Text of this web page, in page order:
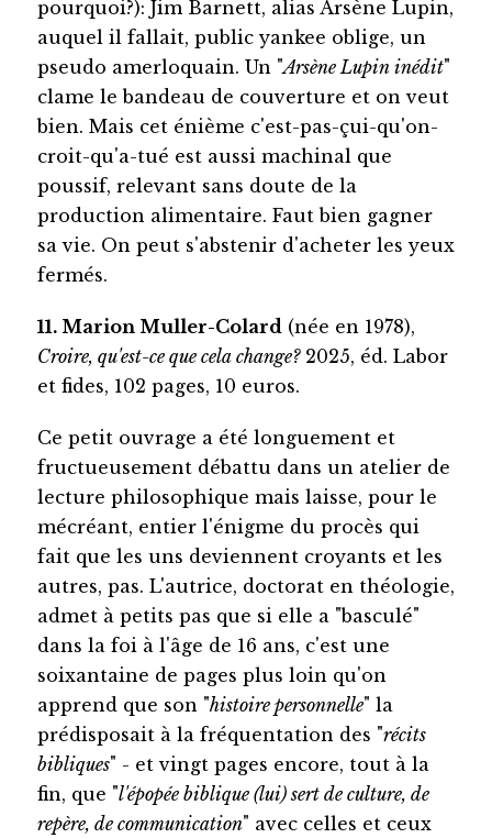
pourquoi?): Jim Barnett, alias Arsène Lupin,
auquel il fallait, public yankee oblige, un
pseudo amerloquain. Un "Arsène Lupin inédit"
clame le bandeau de couverture et on veut
bien. Mais cet énième c'est-pas-çui-qu'on-
croit-qu'a-tué est aussi machinal que
poussif, relevant sans doute de la
production alimentaire. Faut bien gagner
sa vie. On peut s'abstenir d'acheter les yeux
fermés.
11. Marion Muller-Colard (née en 1978),
Croire, qu'est-ce que cela change?2025, éd. Labor
et fides, 102 pages, 10 euros.
Ce petit ouvrage a été longuement et
fructueusement débattu dans un atelier de
lecture philosophique mais laisse, pour le
mécréant, entier l'énigme du procès qui
fait que les uns deviennent croyants et les
autres, pas. L'autrice, doctorat en théologie,
admet à petits pas que si elle a "basculé"
dans la foi à l'âge de 16 ans, c'est une
soixantaine de pages plus loin qu'on
apprend que son "histoire personnelle" la
prédisposait à la fréquentation des "récits
bibliques" - et vingt pages encore, tout à la
fin, que "l'épopée biblique (lui) sert de culture, de
repère, de communication" avec celles et ceux